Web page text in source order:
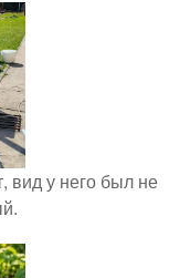
вид у него был не